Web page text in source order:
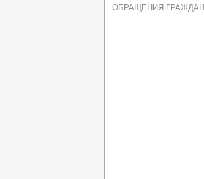
ОБРАЩЕНИЯ ГРАЖДАН